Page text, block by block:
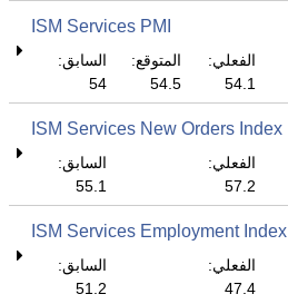
ISM Services PMI
الفعلي:
54.1
المتوقع:
54.5
السابق:
54
ISM Services New Orders Index
الفعلي:
57.2
السابق:
55.1
ISM Services Employment Index
الفعلي:
47.4
السابق:
51.2